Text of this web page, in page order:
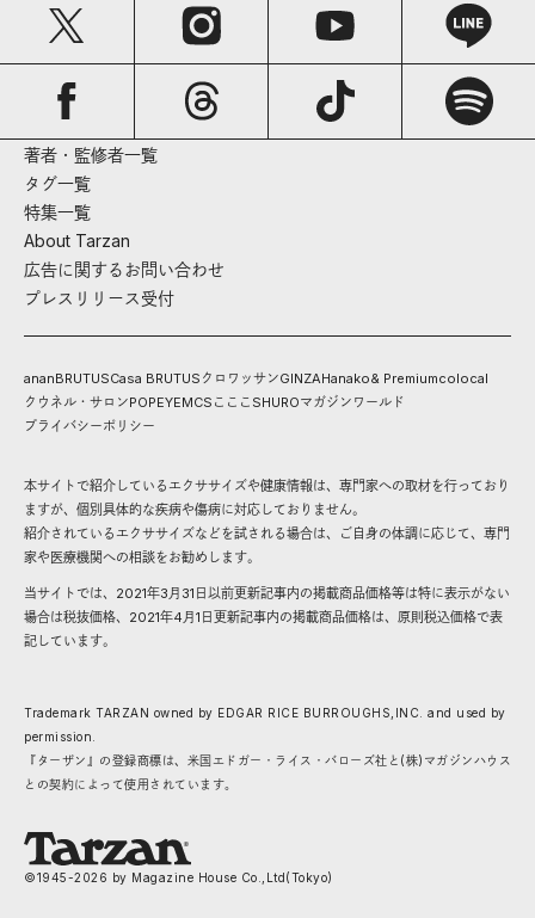
著者・監修者一覧
タグ一覧
特集一覧
About Tarzan
広告に関するお問い合わせ
プレスリリース受付
ananBRUTUSCasa BRUTUS クロワッサンGINZAHanako& Premiumcolocal
クウネル・サロンPOPEYEMCS こここ SHUROマガジンワールド
プライバシーポリシー
本サイトで紹介しているエクササイズや健康情報は、専門家への取材を行っており
ますが、個別具体的な疾病や傷病に対応しておりません。
紹介されているエクササイズなどを試される場合は、ご自身の体調に応じて、専門
家や医療機関への相談をお勧めします。
当サイトでは、2021年3月31日以前更新記事内の掲載商品価格等は特に表示がない
場合は税抜価格、2021年4月1日更新記事内の掲載商品価格は、原則税込価格で表
記しています。
Trademark TARZAN owned by EDGAR RICE BURROUGHS,INC. and used by
permission.
『ターザン』の登録商標は、米国エドガー・ライス・バローズ社と(株)マガジンハウス
との契約によって使用されています。
©1945-2026 by Magazine House Co.,Ltd(Tokyo)